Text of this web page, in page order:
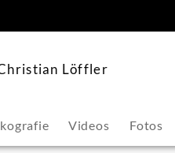
Löffler
Videos Fotos